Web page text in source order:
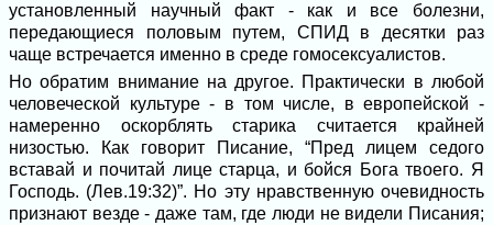
установленный научный факт - как и все болезни,
передающиеся половым путем, СПИД в десятки раз
чаще встречается именно в среде гомосексуалистов.
Но обратим внимание на другое. Практически в любой
человеческой культуре - в том числе, в европейской -
намеренно оскорблять старика считается крайней
низостью. Как говорит Писание, “Пред лицем седого
вставай и почитай лице старца, и бойся Бога твоего. Я
Господь. (Лев.19:32)”. Но эту нравственную очевидность
признают везде - даже там, где люди не видели Писания;